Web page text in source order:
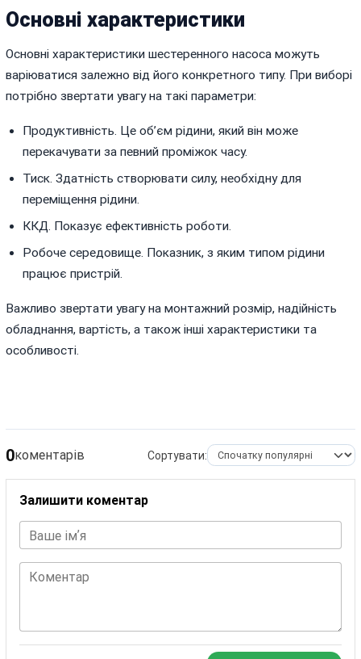
Основні характеристики
Основні характеристики шестеренного насоса можуть
варіюватися залежно від його конкретного типу. При виборі
потрібно звертати увагу на такі параметри:
Продуктивність. Це об’єм рідини, який він може
перекачувати за певний проміжок часу.
Тиск. Здатність створювати силу, необхідну для
переміщення рідини.
ККД. Показує ефективність роботи.
Робоче середовище. Показник, з яким типом рідини
працює пристрій.
Важливо звертати увагу на монтажний розмір, надійність
обладнання, вартість, а також інші характеристики та
особливості.
0коментарів Сортувати:
Залишити коментар
Ваше імʼя
Коментар